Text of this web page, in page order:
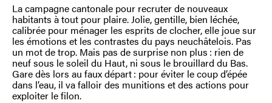
La campagne cantonale pour recruter de nouveaux
habitants à tout pour plaire. Jolie, gentille, bien léchée,
calibrée pour ménager les esprits de clocher, elle joue sur
les émotions et les contrastes du pays neuchâtelois. Pas
un mot de trop. Mais pas de surprise non plus : rien de
neuf sous le soleil du Haut, ni sous le brouillard du Bas.
Gare dès lors au faux départ : pour éviter le coup d’épée
dans l’eau, il va falloir des munitions et des actions pour
exploiter le filon.